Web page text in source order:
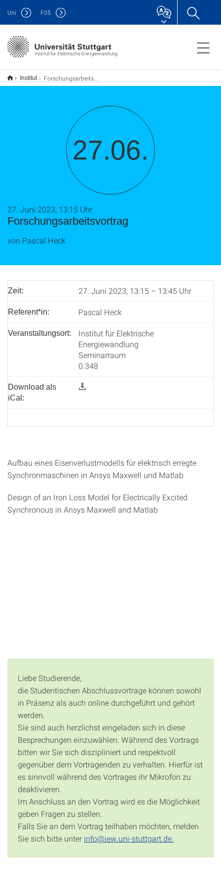
Institut für Elektrische Energiewandlung
Uni F05
Institut Forschungsarbeitsvortrag
27.06.
Forschungsarbeitsvortrag
27. Juni 2023, 13:15 Uhr
von Pascal Heck
Zeit: 27. Juni 2023, 13:15 – 13:45 Uhr
Referent*in: Pascal Heck
Veranstaltungsort:
Institut für Elektrische
Energiewandlung
Seminarraum
0.348
Download als
iCal:
Aufbau eines Eisenverlustmodells für elektrisch erregte
Synchronmaschinen in Ansys Maxwell und Matlab
Design of an Iron Loss Model for Electrically Excited
Synchronous in Ansys Maxwell and Matlab
Liebe Studierende,
die Studentischen Abschlussvorträge können sowohl
in Präsenz als auch online durchgeführt und gehört
werden.
Sie sind auch herzlichst eingeladen sich in diese
Besprechungen einzuwählen. Während des Vortrags
bitten wir Sie sich diszipliniert und respektvoll
gegenüber dem Vortragenden zu verhalten. Hierfür ist
es sinnvoll während des Vortrages ihr Mikrofon zu
deaktivieren.
Im Anschluss an den Vortrag wird es die Möglichkeit
geben Fragen zu stellen.
Falls Sie an dem Vortrag teilhaben möchten, melden
Sie sich bitte unter info@iew.uni-stuttgart.de.